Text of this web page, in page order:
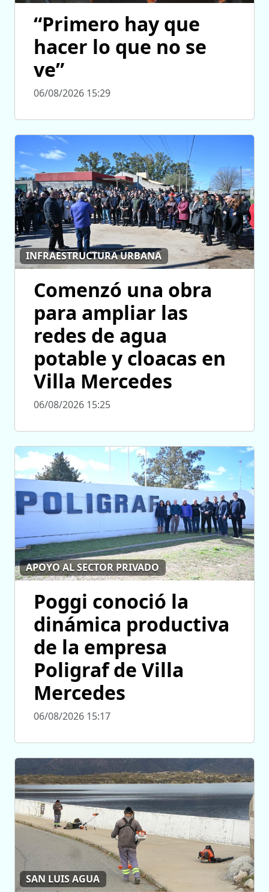
“Primero hay que
hacer lo que no se
ve”
06/08/2026 15:29
INFRAESTRUCTURA URBANA
Comenzó una obra
para ampliar las
redes de agua
potable y cloacas en
Villa Mercedes
06/08/2026 15:25
APOYO AL SECTOR PRIVADO
Poggi conoció la
dinámica productiva
de la empresa
Poligraf de Villa
Mercedes
06/08/2026 15:17
SAN LUIS AGUA